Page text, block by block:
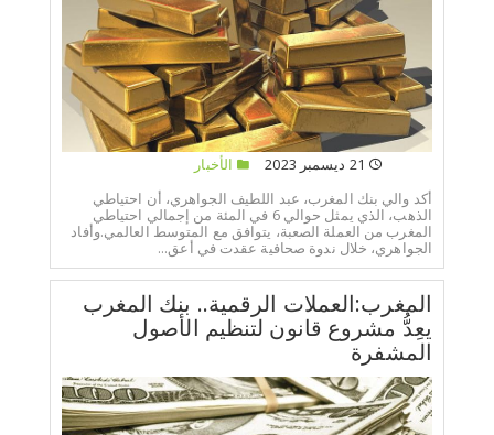
الأخبار
أكد والي بنك المغرب، عبد اللطيف الجواهري، أن احتياطي
الذهب، الذي يمثل حوالي 6 في المئة من إجمالي احتياطي
المغرب من العملة الصعبة، يتوافق مع المتوسط العالمي.وأفاد
الجواهري، خلال ندوة صحافية عقدت في أعق...
المغرب:العملات الرقمية.. بنك المغرب
يعِدُّ مشروع قانون لتنظيم الأصول
المشفرة